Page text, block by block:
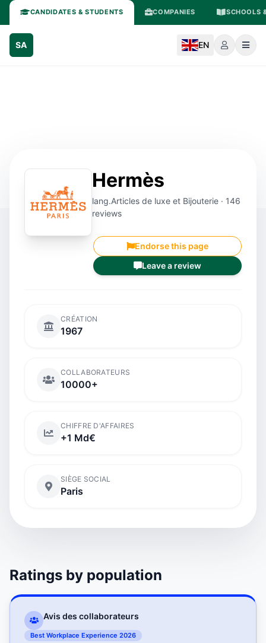
CANDIDATES & STUDENTS COMPANIES SCHOOLS
SA EN
Hermès
lang.Articles de luxe et Bijouterie · 146
reviews
Endorse this page
Leave a review
CRÉATION
1967
COLLABORATEURS
10000+
CHIFFRE D'AFFAIRES
+1 Md€
SIÈGE SOCIAL
Paris
Ratings by population
Avis des collaborateurs
Best Workplace Experience 2026